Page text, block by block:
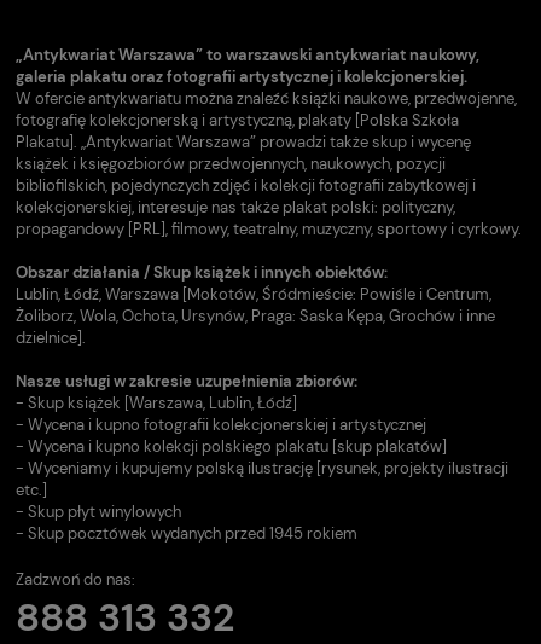
„Antykwariat Warszawa” to warszawski antykwariat naukowy,
galeria plakatu oraz fotografii artystycznej i kolekcjonerskiej.
W ofercie antykwariatu można znaleźć książki naukowe, przedwojenne,
fotografię kolekcjonerską i artystyczną, plakaty [Polska Szkoła
Plakatu]. „Antykwariat Warszawa” prowadzi także skup i wycenę
książek i księgozbiorów przedwojennych, naukowych, pozycji
bibliofilskich, pojedynczych zdjęć i kolekcji fotografii zabytkowej i
kolekcjonerskiej, interesuje nas także plakat polski: polityczny,
propagandowy [PRL], filmowy, teatralny, muzyczny, sportowy i cyrkowy.
Obszar działania / Skup książek i innych obiektów:
Lublin, Łódź, Warszawa [Mokotów, Śródmieście: Powiśle i Centrum,
Żoliborz, Wola, Ochota, Ursynów, Praga: Saska Kępa, Grochów i inne
dzielnice].
Nasze usługi w zakresie uzupełnienia zbiorów:
- Skup książek [Warszawa, Lublin, Łódź]
- Wycena i kupno fotografii kolekcjonerskiej i artystycznej
- Wycena i kupno kolekcji polskiego plakatu [skup plakatów]
- Wyceniamy i kupujemy polską ilustrację [rysunek, projekty ilustracji
etc.]
- Skup płyt winylowych
- Skup pocztówek wydanych przed 1945 rokiem
Zadzwoń do nas:
888 313 332